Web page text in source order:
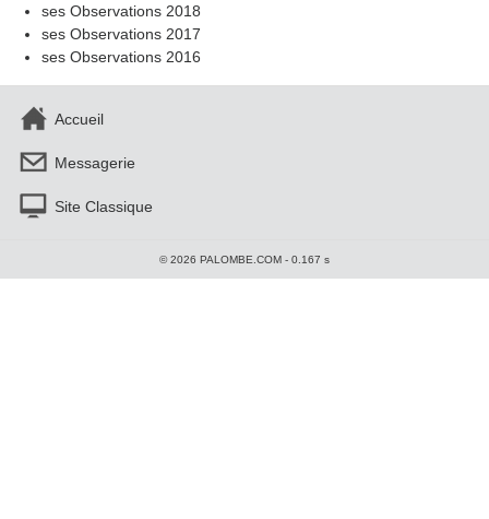
ses Observations 2018
ses Observations 2017
ses Observations 2016
Accueil
Messagerie
Site Classique
© 2026 PALOMBE.COM - 0.167 s